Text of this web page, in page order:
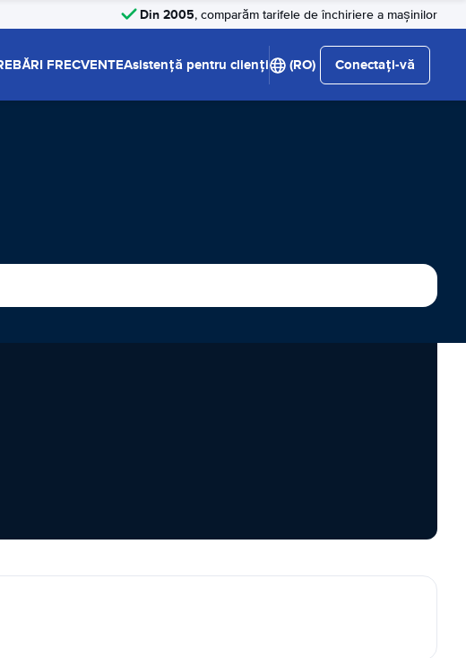
Din 2005, comparăm tarifele de închiriere a mașinilor
FRECVENTEAsistență pentru clienți (RO) Conectați-vă